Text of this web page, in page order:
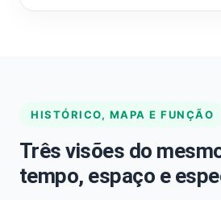
HISTÓRICO, MAPA E FUNÇÃO
Três visões do
tempo, espaço e